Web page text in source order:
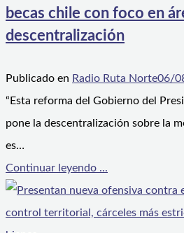
becas chile con foco en
descentralización
Publicado en Radio Ruta Norte06/
“Esta reforma del Gobierno del
pone la descentralización sobre la
es…
Continuar leyendo ...